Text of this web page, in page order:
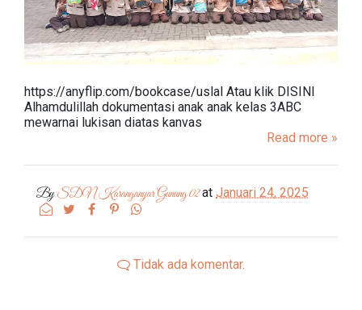
https://anyflip.com/bookcase/uslal Atau klik DISINI
Alhamdulillah dokumentasi anak anak kelas 3ABC
mewarnai lukisan diatas kanvas
Read more »
BySDN Karanganyar Gunung 02at Januari 24, 2025
Tidak ada komentar.